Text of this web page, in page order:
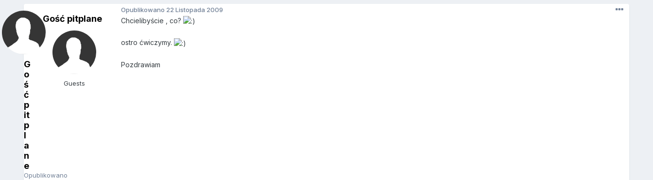
G
o
ś
ć
p
it
p
l
a
n
e
Opublikowano
Gość pitplane
Guests
Opublikowano 22 Listopada 2009
Chcielibyście , co?
ostro ćwiczymy.
Pozdrawiam